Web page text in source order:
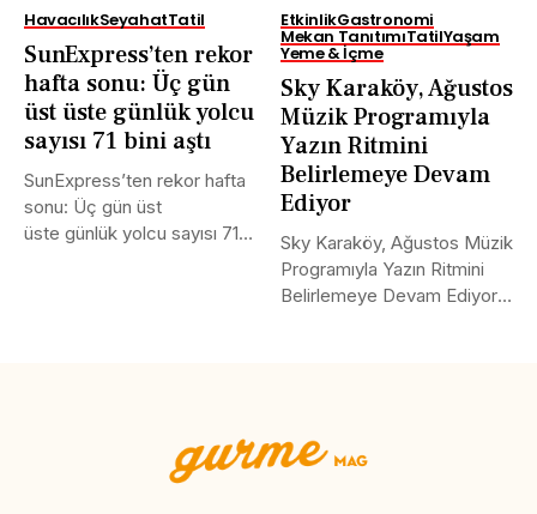
HavacılıkSeyahatTatil
SunExpress’ten rekor
hafta sonu: Üç gün
üst üste günlük yolcu
sayısı 71 bini aştı
SunExpress’ten rekor hafta
sonu: Üç gün üst
üste günlük yolcu sayısı 71
EtkinlikGastronomi
Mekan TanıtımıTatilYaşam
Yeme & İçme
Sky Karaköy, Ağustos
Müzik Programıyla
Yazın Ritmini
Belirlemeye Devam
Ediyor
Sky Karaköy, Ağustos Müzik
Programıyla Yazın Ritmini
Belirlemeye Devam Ediyor